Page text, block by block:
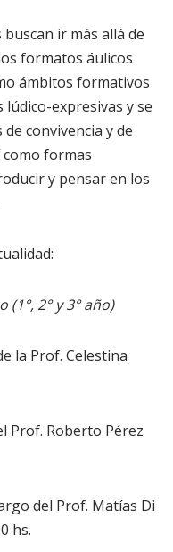
ir más allá de
formatos áulicos
ámbitos formativos
expresivas y se
convivencia y de
formas
y pensar en los
(1°, 2° y 3° año)
la Prof. Celestina
Prof. Roberto Pérez
del Prof. Matías Di
hs.